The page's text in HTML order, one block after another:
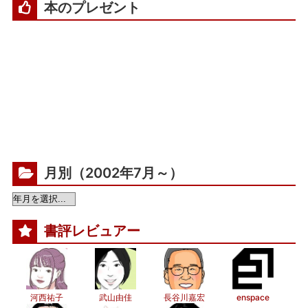
本のプレゼント
月別（2002年7月～）
書評レビュアー
河西祐子 武山由佳 長谷川嘉宏 enspace